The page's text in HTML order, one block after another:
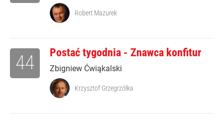
Robert Mazurek
Postać tygodnia - Znawca konfitur
Zbigniew Ćwiąkalski
44
Krzysztof Grzegrzółka